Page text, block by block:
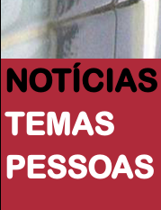
NOTÍCIAS
TEMAS
PESSOAS